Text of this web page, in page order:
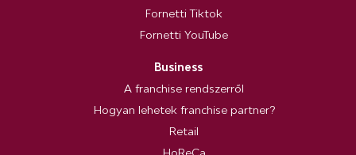
Fornetti Tiktok
Fornetti YouTube
Business
A franchise rendszerről
Hogyan lehetek franchise partner?
Retail